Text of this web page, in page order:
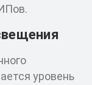
уровень